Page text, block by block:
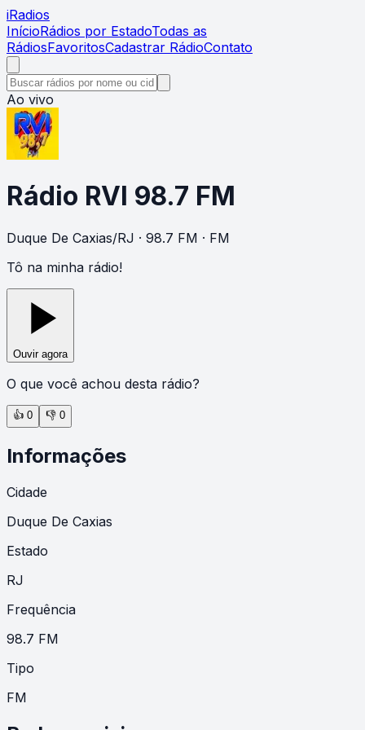
iRadios
InícioRádios por EstadoTodas as
RádiosFavoritosCadastrar RádioContato
Ao vivo
Rádio RVI 98.7 FM
Duque De Caxias/RJ · 98.7 FM · FM
Tô na minha rádio!
Ouvir agora
O que você achou desta rádio?
👍 0 👎 0
Informações
Cidade
Duque De Caxias
Estado
RJ
Frequência
98.7 FM
Tipo
FM